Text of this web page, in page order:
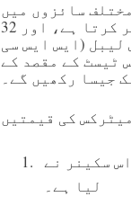
ایک کو دو مختلف سائزوں میں
ٹیسٹ کیا جائے گا: 15 ملی میٹر، جو معمولی مصنوعات کی پیکیجنگ کو ظاہر کرتا ہے، اور 32
لیبل (ایس ایس سی
ٹیسٹ کے مقصد کے
جیسا رکھیں گے۔
میٹرکس کی قیمتیں
اس سکینر نے QR کوڈ کو درستی سے پڑھ
لیا ہے۔